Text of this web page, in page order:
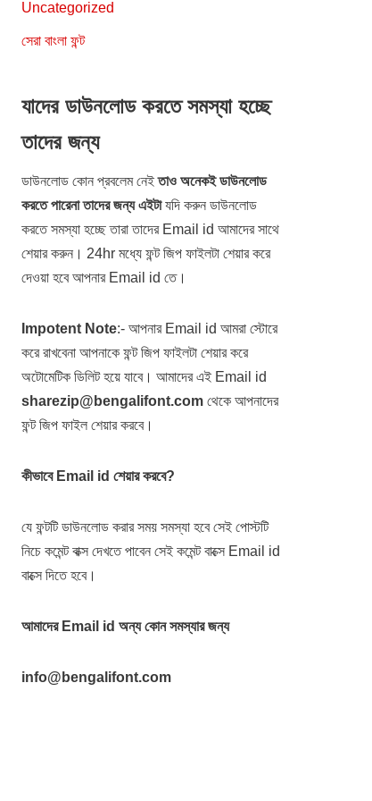
Uncategorized
সেরা বাংলা ফন্ট
যাদের ডাউনলোড করতে সমস্যা হচ্ছে
তাদের জন্য
ডাউনলোড কোন প্রবলেম নেইতাও অনেকই ডাউনলোড
করতে পারেনা তাদের জন্য এইটাযদি করুন ডাউনলোড
করতে সমস্যা হচ্ছে তারা তাদের Email id আমাদের সাথে
শেয়ার করুন। 24hr মধ্যে ফন্ট জিপ ফাইলটা শেয়ার করে
দেওয়া হবে আপনার Email id তে।
Impotent Note:- আপনার Email id আমরা স্টোরে
করে রাখবেনা আপনাকে ফন্ট জিপ ফাইলটা শেয়ার করে
অটোমেটিক ডিলিট হয়ে যাবে। আমাদের এই Email id
sharezip@bengalifont.com থেকে আপনাদের
ফন্ট জিপ ফাইল শেয়ার করবে।
কীভাবে Email id শেয়ার করবে?
যে ফন্টটি ডাউনলোড করার সময় সমস্যা হবে সেই পোস্টটি
নিচে কমেন্ট বাক্স দেখতে পাবেন সেই কমেন্ট বাক্সে Email id
বাক্সে দিতে হবে।
আমাদের Email id অন্য কোন সমস্যার জন্য
info@bengalifont.com